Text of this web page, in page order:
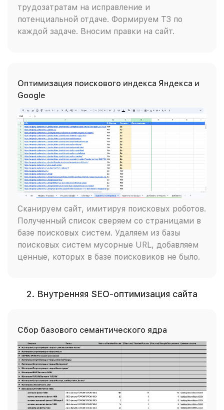
трудозатратам на исправление и
потенциальной отдаче. Формируем ТЗ по
каждой задаче. Вносим правки на сайт.
Оптимизация поискового индекса Яндекса и
Google
Сканируем сайт, имитируя поисковых роботов.
Полученный список сверяем со страницами в
базе поисковых систем. Удаляем из базы
поисковых систем мусорные URL, добавляем
ценные, которых в базе поисковиков не было.
2. Внутренняя SEO-оптимизация сайта
Сбор базового семантического ядра